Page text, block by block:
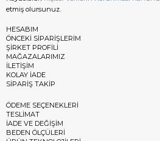
etmiş olursunuz.
HESABIM
ÖNCEKİ SİPARİŞLERİM
ŞİRKET PROFİLİ
MAĞAZALARIMIZ
İLETİŞİM
KOLAY İADE
SİPARİŞ TAKİP
ÖDEME SEÇENEKLERİ
TESLİMAT
İADE VE DEĞİŞİM
BEDEN ÖLÇÜLERİ